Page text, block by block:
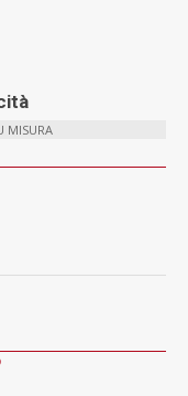
MISURA